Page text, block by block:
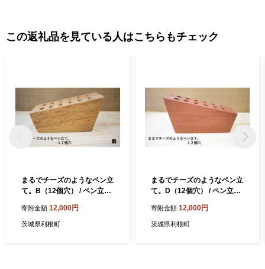
00～18:00） FAX：050-3488-0889 E-mail：tone@furusato-bpo.com
この返礼品を見ている人はこちらもチェック
まるでチーズのようなペン立
て。B（12個穴） / ペン立て
クオーガナイザー 木製 利根
町 茨城県
寄附金額 12,000円
茨城県利根町
まるでチーズのようなペン立
て。D（12個穴） / ペン立て
クオーガナイザー 木製 利根
町 茨城県
寄附金額 12,000円
茨城県利根町